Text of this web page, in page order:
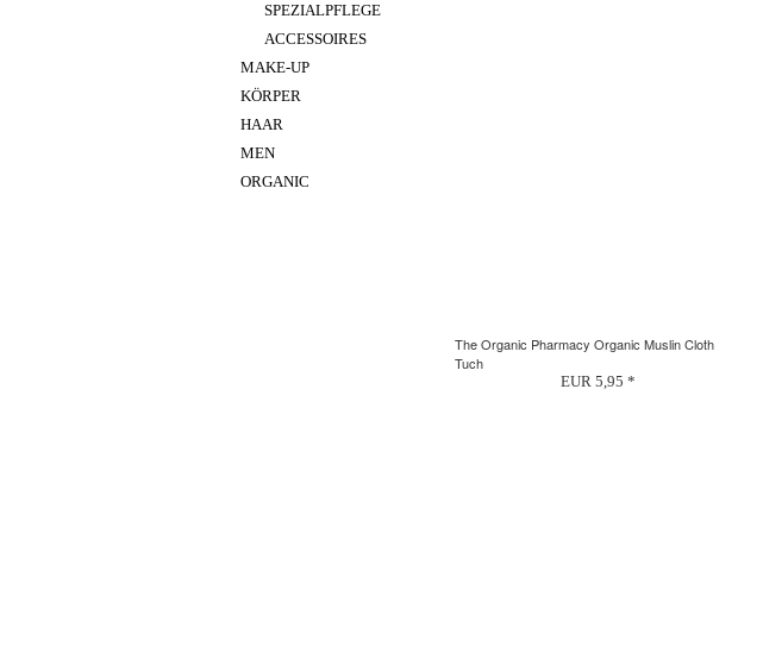
SPEZIALPFLEGE
ACCESSOIRES
MAKE-UP
KÖRPER
HAAR
MEN
ORGANIC
The Organic Pharmacy Organic Muslin Cloth
Tuch
EUR 5,95 *